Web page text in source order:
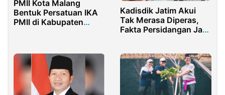
PMII Kota Malang
Bentuk Persatuan IKA
PMII di Kabupaten
Kadisdik Jatim Akui
Tak Merasa Diperas,
Fakta Persidangan Jadi